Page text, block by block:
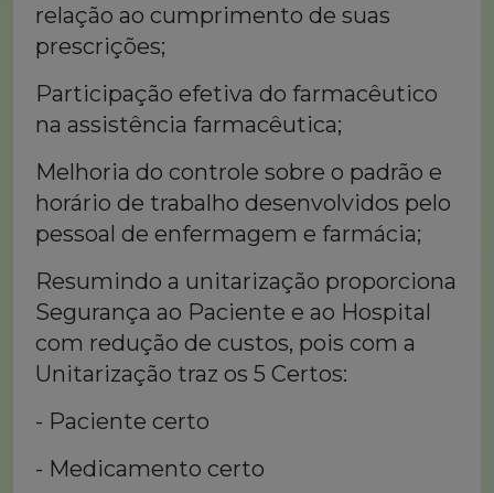
relação ao cumprimento de suas
prescrições;
Participação efetiva do farmacêutico
na assistência farmacêutica;
Melhoria do controle sobre o padrão e
horário de trabalho desenvolvidos pelo
pessoal de enfermagem e farmácia;
Resumindo a unitarização proporciona
Segurança ao Paciente e ao Hospital
com redução de custos, pois com a
Unitarização traz os 5 Certos:
- Paciente certo
- Medicamento certo